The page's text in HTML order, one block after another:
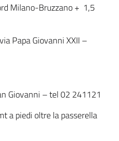
Milano-Bruzzano + 1,5
Papa Giovanni XXII –
Giovanni – tel 02 241121
a piedi oltre la passerella